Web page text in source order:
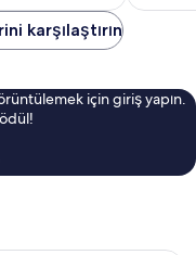
karşılaştırın
için giriş yapın.